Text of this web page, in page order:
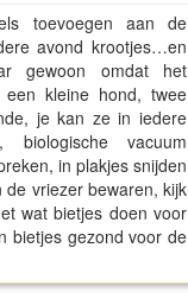
toevoegen aan de
avond krootjes…en
gewoon omdat het
kleine hond, twee
je kan ze in iedere
biologische vacuum
in plakjes snijden
vriezer bewaren, kijk
wat bietjes doen voor
bietjes gezond voor de